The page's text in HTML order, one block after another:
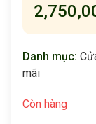
Danh mục:
mãi
Còn hàng